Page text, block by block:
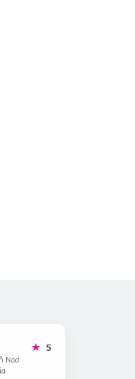
Nad
5stele